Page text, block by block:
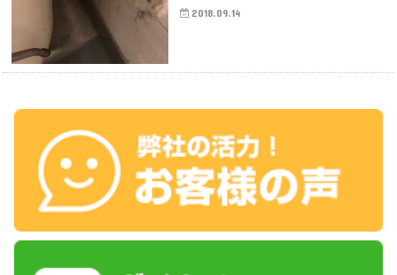
2018.09.14